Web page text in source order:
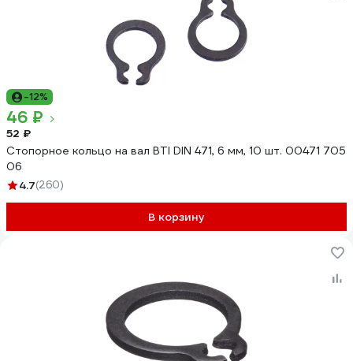
-12%
46 ₽
52 ₽
Стопорное кольцо на вал BTI DIN 471, 6 мм, 10 шт. 00471 705
06
4.7(260)
В корзину